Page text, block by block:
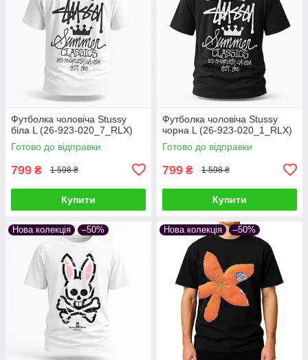
Футболка чоловіча Stussy
біла L (26-923-020_7_RLX)
Готово до відправки
799 ₴ 1 598 ₴
Купити
Футболка чоловіча Stussy
чорна L (26-923-020_1_RLX)
Готово до відправки
799 ₴ 1 598 ₴
Купити
Нова колекція –50% Нова колекція –50%